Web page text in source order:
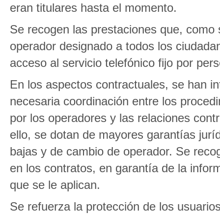
eran titulares hasta el momento.
Se recogen las prestaciones que,
operador designado a todos los
acceso al servicio telefónico fijo por
En los aspectos contractuales, se han
necesaria coordinación entre los
por los operadores y las relaciones
ello, se dotan de mayores garantías
bajas y de cambio de operador. Se
en los contratos, en garantía de la
que se le aplican.
Se refuerza la protección de los